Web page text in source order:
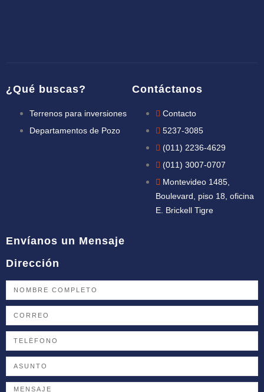
¿Qué buscas?
Terrenos para inversiones
Departamentos de Pozo
Contáctanos
Contacto
5237-3085
(011) 2236-4629
(011) 3007-0707
Montevideo 1485,
Boulevard, piso 18, oficina
E. Brickell Tigre
Envíanos un Mensaje
Dirección